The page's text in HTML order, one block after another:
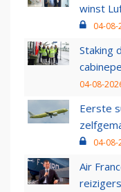
winst
04-08-
Staking
04-08-
Eerste
04-08-
Air